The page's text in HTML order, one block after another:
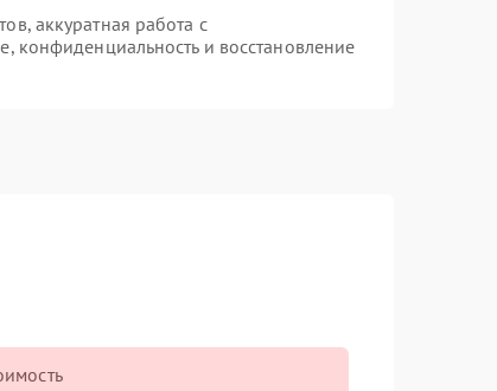
аккуратная работа с
конфиденциальность и восстановление